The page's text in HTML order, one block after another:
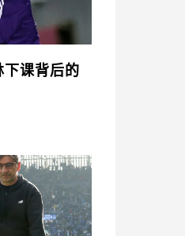
课背后的